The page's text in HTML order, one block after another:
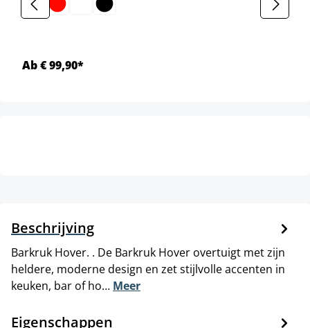
Ab € 99,90*
Beschrijving
Barkruk Hover. . De Barkruk Hover overtuigt met zijn
heldere, moderne design en zet stijlvolle accenten in
keuken, bar of ho… Meer
Eigenschappen